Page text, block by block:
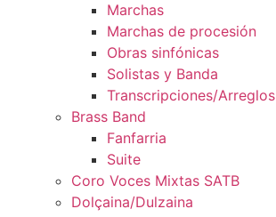
Marchas
Marchas de procesión
Obras sinfónicas
Solistas y Banda
Transcripciones/Arreglos
Brass Band
Fanfarria
Suite
Coro Voces Mixtas SATB
Dolçaina/Dulzaina